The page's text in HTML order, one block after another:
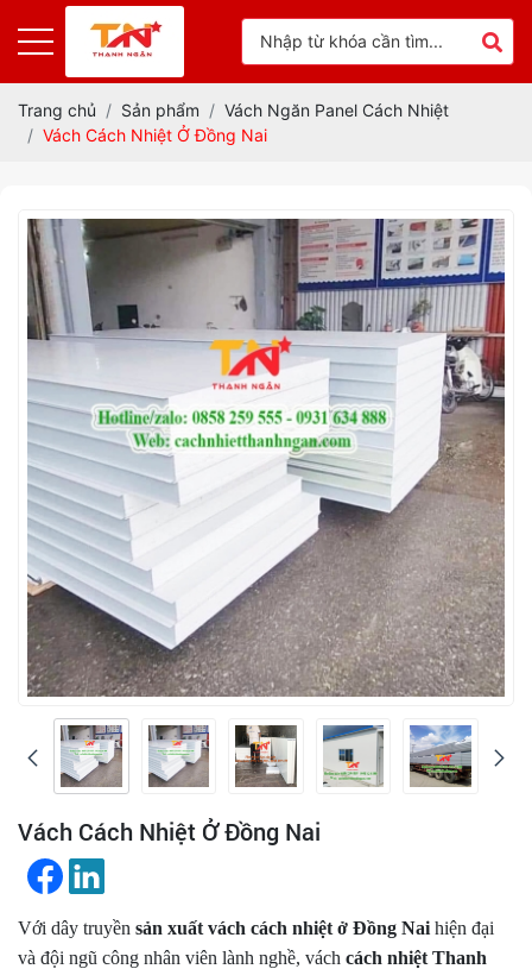
Trang chủ Sản phẩm
Vách Ngăn Panel Cách Nhiệt
Vách Cách Nhiệt Ở Đồng Nai
Vách Cách Nhiệt Ở Đồng Nai
Với dây truyền sản xuất vách cách nhiệt ở Đồng Nai hiện đại
và đội ngũ công nhân viên lành nghề, vách cách nhiệt Thanh